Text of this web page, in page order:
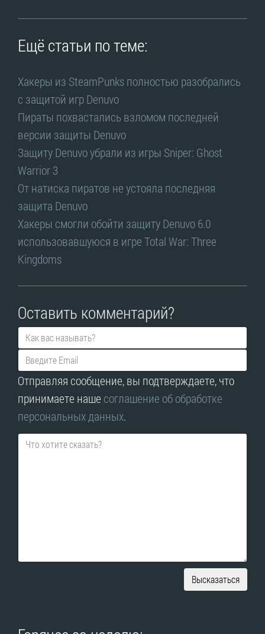
Ещё статьи по теме:
Хакеры из SteamPunks полностью разобрались
с защитой игр Denuvo
Пираты похвастались взломом последней
версии защиты Denuvo
Защиту Denuvo убрали из игры Sniper: Ghost
Warrior 3
От натиска пиратов не устояла последняя
защита Denuvo
Хакеры смогли обойти защиту Denuvo 6.0
использовавшуюся в игре Total War: Three
Kingdoms
Оставить комментарий?
Отправляя сообщение, вы подтверждаете, что
принимаете наше соглашение об обработке
персональных данных.
Высказаться